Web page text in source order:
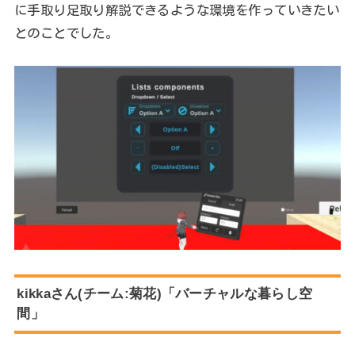
に手取り足取り解説できるような環境を作っていきたい
とのことでした。
kikkaさん(チーム:菊花)「バーチャルな暮らし空
間」